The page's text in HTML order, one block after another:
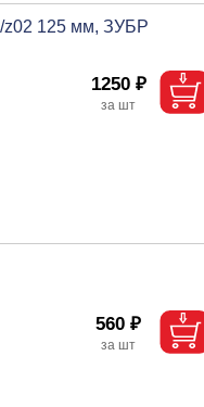
z02 125 мм, ЗУБР
1250 ₽
560 ₽